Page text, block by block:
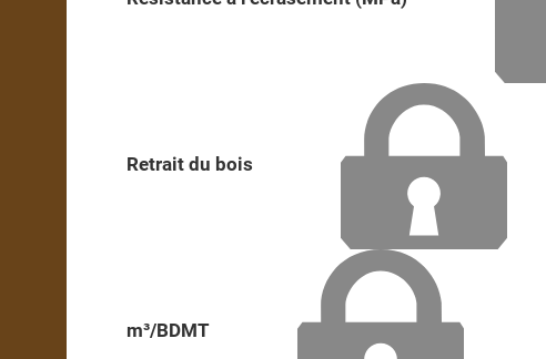
Retrait du bois
m³/BDMT